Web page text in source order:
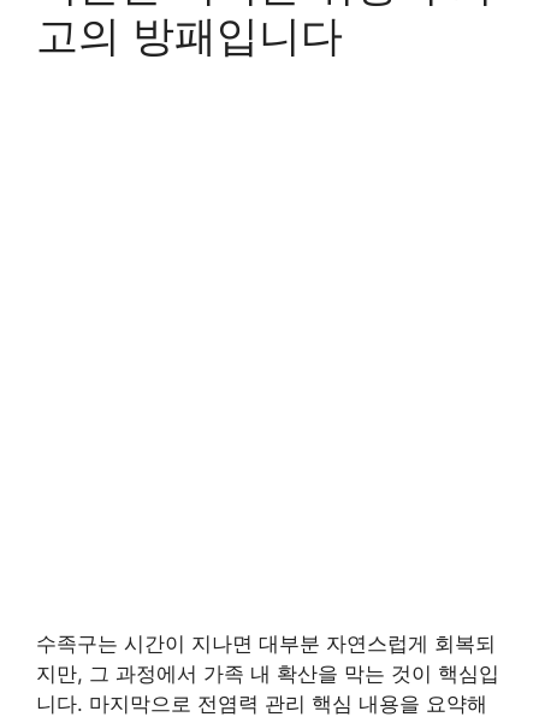
고의 방패입니다
수족구는 시간이 지나면 대부분 자연스럽게 회복되
지만, 그 과정에서 가족 내 확산을 막는 것이 핵심입
니다. 마지막으로 전염력 관리 핵심 내용을 요약해